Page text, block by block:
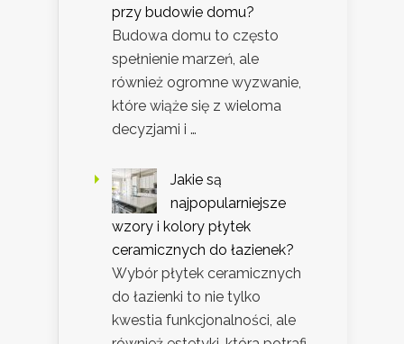
przy budowie domu?
Budowa domu to często
spełnienie marzeń, ale
również ogromne wyzwanie,
które wiąże się z wieloma
decyzjami i …
Jakie są
najpopularniejsze
wzory i kolory płytek
ceramicznych do łazienek?
Wybór płytek ceramicznych
do łazienki to nie tylko
kwestia funkcjonalności, ale